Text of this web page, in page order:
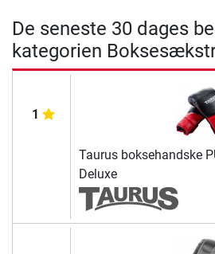
De seneste 30 dages
kategorien
1
Taurus boksehandske
Deluxe